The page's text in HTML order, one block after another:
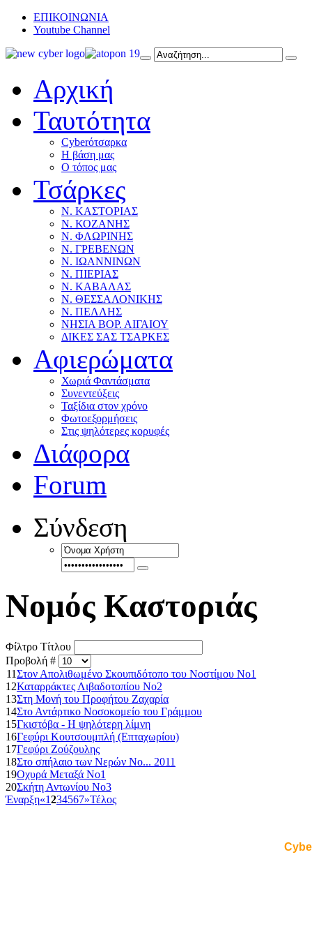
ΕΠΙΚΟΙΝΩΝΙΑ
Youtube Channel
Αρχική
Ταυτότητα
Cyberότσαρκα
Η βάση μας
Ο τόπος μας
Τσάρκες
Ν. ΚΑΣΤΟΡΙΑΣ
Ν. ΚΟΖΑΝΗΣ
Ν. ΦΛΩΡΙΝΗΣ
Ν. ΓΡΕΒΕΝΩΝ
Ν. ΙΩΑΝΝΙΝΩΝ
Ν. ΠΙΕΡΙΑΣ
Ν. ΚΑΒΑΛΑΣ
Ν. ΘΕΣΣΑΛΟΝΙΚΗΣ
Ν. ΠΕΛΛΗΣ
ΝΗΣΙΑ ΒΟΡ. ΑΙΓΑΙΟΥ
ΔΙΚΕΣ ΣΑΣ ΤΣΑΡΚΕΣ
Αφιερώματα
Χωριά Φαντάσματα
Συνεντεύξεις
Ταξίδια στον χρόνο
Φωτοεξορμήσεις
Στις ψηλότερες κορυφές
Διάφορα
Forum
Σύνδεση
Νομός Καστοριάς
Φίλτρο Τίτλου
Προβολή #
11Στον Απολιθωμένο Σκουπιδότοπο του Νοστίμου Νο1
12Καταρράκτες Λιβαδοτοπίου Νο2
13Στη Μονή του Προφήτου Ζαχαρία
14Στο Αντάρτικο Νοσοκομείο του Γράμμου
15Γκιστόβα - Η ψηλότερη λίμνη
16Γεφύρι Κουτσουμπλή (Επταχωρίου)
17Γεφύρι Ζούζουλης
18Στο σπήλαιο των Νερών Νο... 2011
19Οχυρά Μεταξά Νο1
20Σκήτη Αντωνίου Νο3
Έναρξη«1234567»Τέλος